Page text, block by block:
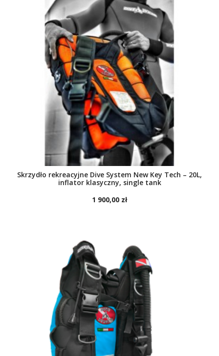
Skrzydło rekreacyjne Dive System New Key Tech – 20L,
inflator klasyczny, single tank
1 900,00 zł
DO KOSZYKA